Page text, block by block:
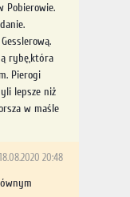
Pobierowie.
rybę,która
Pierogi
lepsze niż
w maśle
18.08.2020 20:48